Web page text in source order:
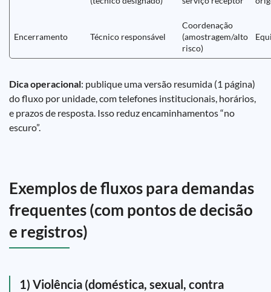
Encerramento Técnico responsável
Coordenação
(amostragem/alto
risco)
Dica operacional: publique uma versão resumida (1 página)
do fluxo por unidade, com telefones institucionais, horários,
e prazos de resposta. Isso reduz encaminhamentos “no
escuro”.
Exemplos de fluxos para demandas
frequentes (com pontos de decisão
e registros)
1) Violência (doméstica, sexual, contra